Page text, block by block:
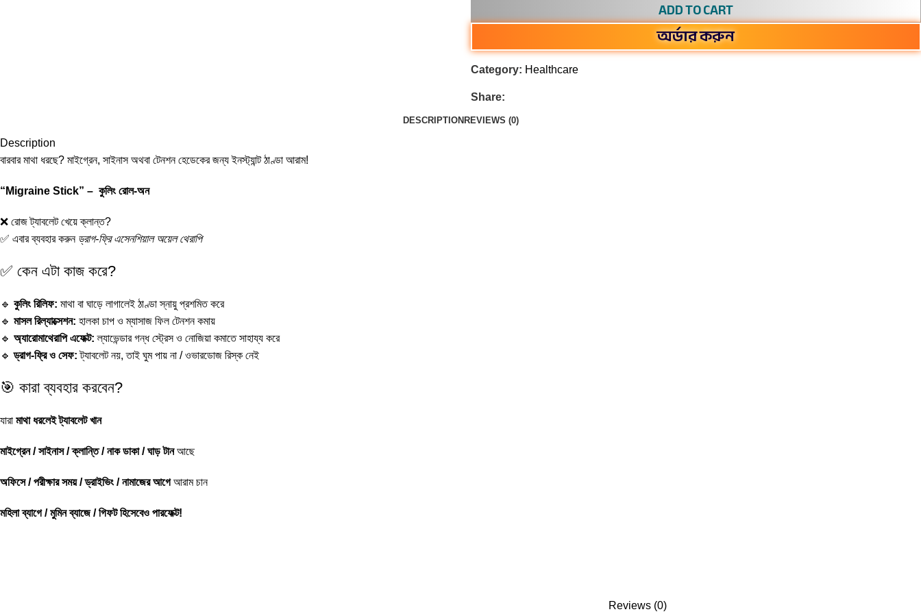
ADD TO CART
অর্ডার করুন
Category: Healthcare
Share:
DESCRIPTIONREVIEWS (0)
Description
বারবার মাথা ধরছে? মাইগ্রেন, সাইনাস অথবা টেনশন হেডেকের জন্য ইনস্ট্যান্ট ঠাণ্ডা আরাম!
“Migraine Stick” – কুলিং রোল-অন
❌ রোজ ট্যাবলেট খেয়ে ক্লান্ত?
✅ এবার ব্যবহার করুন ড্রাগ-ফ্রি এসেনশিয়াল অয়েল থেরাপি
✅ কেন এটা কাজ করে?
🔹 কুলিং রিলিফ: মাথা বা ঘাড়ে লাগালেই ঠাণ্ডা স্নায়ু প্রশমিত করে
🔹 মাসল রিল্যাক্সেশন: হালকা চাপ ও ম্যাসাজ ফিল টেনশন কমায়
🔹 অ্যারোমাথেরাপি এফেক্ট: ল্যাভেন্ডার গন্ধ স্ট্রেস ও নোজিয়া কমাতে সাহায্য করে
🔹ড্রাগ-ফ্রি ও সেফ: ট্যাবলেট নয়, তাই ঘুম পায় না / ওভারডোজ রিস্ক নেই
🎯 কারা ব্যবহার করবেন?
যারা মাথা ধরলেই ট্যাবলেট খান
মাইগ্রেন / সাইনাস / ক্লান্তি / নাক ডাকা / ঘাড় টানআছে
অফিসে / পরীক্ষার সময় / ড্রাইভিং / নামাজের আগেআরাম চান
মহিলা ব্যাগে / মুমিন ব্যাজে / গিফট হিসেবেও পারফেক্ট!
Reviews (0)